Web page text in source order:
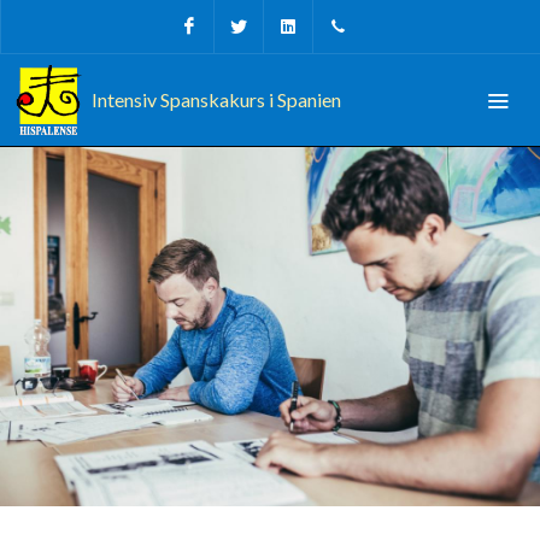
FacebookTwitter Linkedin
Intensiv Spanskakurs i Spanien